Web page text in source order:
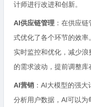
计师进行改进和创新。
AI供应链管理 ：在供应
式优化了各个环节的效
实时监控和优化，减少
的需求波动，提前调整库
AI营销 ：AI大模型的强
分析用户数据，AI可以为